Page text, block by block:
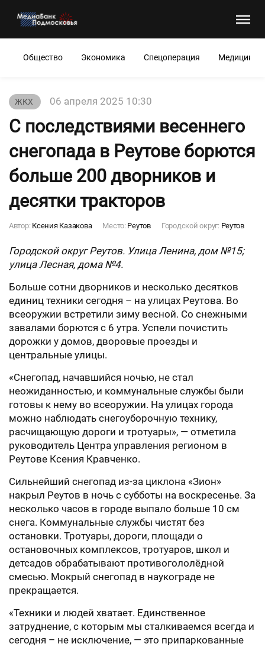
Общество Экономика Спецоперация Медицина
ЖКХ 06 апреля 2025 10:30
С последствиями весеннего
снегопада в Реутове борются
больше 200 дворников и
десятки тракторов
Автор: Ксения Казакова Место: Реутов Городской округ: Реутов
Городской округ Реутов. Улица Ленина, дом №15;
улица Лесная, дома №4.
Больше сотни дворников и несколько десятков
единиц техники сегодня – на улицах Реутова. Во
всеоружии встретили зиму весной. Со снежными
завалами борются с 6 утра. Успели почистить
дорожки у домов, дворовые проезды и
центральные улицы.
«Снегопад, начавшийся ночью, не стал
неожиданностью, и коммунальные службы были
готовы к нему во всеоружии. На улицах города
можно наблюдать снегоуборочную технику,
расчищающую дороги и тротуары», — отметила
руководитель Центра управления регионом в
Реутове Ксения Кравченко.
Сильнейший снегопад из-за циклона «Зион»
накрыл Реутов в ночь с субботы на воскресенье. За
несколько часов в городе выпало больше 10 см
снега. Коммунальные службы чистят без
остановки. Тротуары, дороги, площади о
остановочных комплексов, тротуаров, школ и
детсадов обрабатывают противогололёдной
смесью. Мокрый снегопад в наукограде не
прекращается.
«Техники и людей хватает. Единственное
затруднение, с которым мы сталкиваемся всегда и
сегодня – не исключение, — это припаркованные